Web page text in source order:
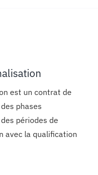
est un contrat de
phases
périodes de
avec la qualification